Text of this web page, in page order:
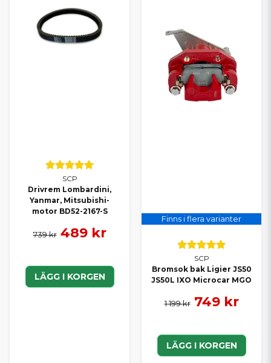
SCP
Drivrem Lombardini,
Yanmar, Mitsubishi-
motor BD52-2167-S
739 kr 489 kr
LÄGG I KORGEN
Finns i flera varianter
SCP
Bromsok bak Ligier JS50
JS50L IXO Microcar MGO
1 199 kr 749 kr
LÄGG I KORGEN